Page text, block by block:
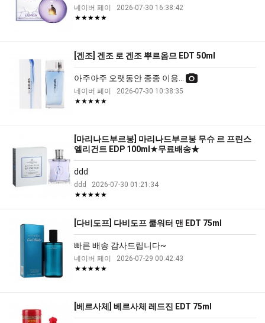
네이버 페이
2026-07-30 16:38:42
★★★★★
[겐조] 겐조 로 겐조 뿌르옴므 EDT 50ml
아주아주 오랫동안 종종 이용...
네이버 페이
2026-07-30 10:38:35
★★★★★
[마리나드부르봉] 마리나드부르봉 무슈 르 프린스
엘리건트 EDP 100ml★무료배송★
ddd
ddd
2026-07-30 01:21:34
★★★★★
[다비도프] 다비도프 쿨워터 맨 EDT 75ml
빠른 배송 감사드립니다~
네이버 페이
2026-07-29 00:42:43
★★★★★
[베르사체] 베르사체 레드진 EDT 75ml